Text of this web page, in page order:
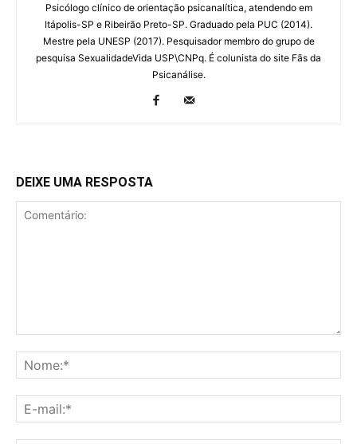
Psicólogo clínico de orientação psicanalítica, atendendo em
Itápolis-SP e Ribeirão Preto-SP. Graduado pela PUC (2014).
Mestre pela UNESP (2017). Pesquisador membro do grupo de
pesquisa SexualidadeVida USP\CNPq. É colunista do site Fãs da
Psicanálise.
DEIXE UMA RESPOSTA